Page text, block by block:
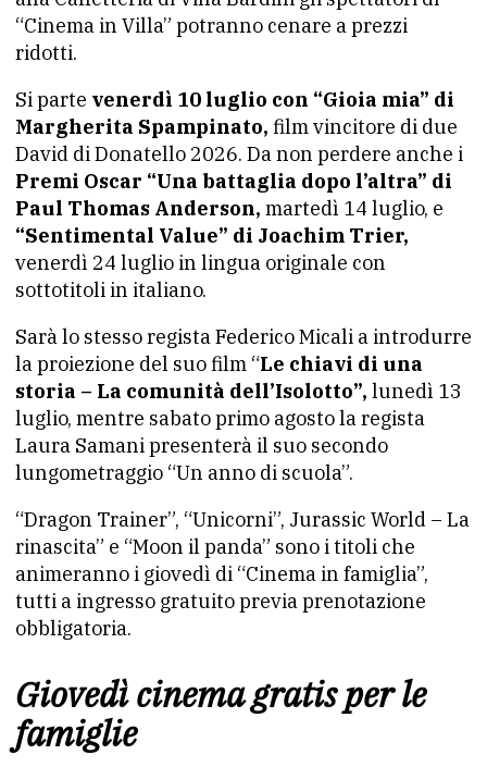
“Cinema in Villa” potranno cenare a prezzi
ridotti.
Si parte venerdì 10 luglio con “Gioia mia” di
Margherita Spampinato, film vincitore di due
David di Donatello 2026. Da non perdere anche i
Premi Oscar “Una battaglia dopo l’altra” di
Paul Thomas Anderson, martedì 14 luglio, e
“Sentimental Value” di Joachim Trier,
venerdì 24 luglio in lingua originale con
sottotitoli in italiano.
Sarà lo stesso regista Federico Micali a introdurre
la proiezione del suo film “Le chiavi di una
storia – La comunità dell’Isolotto”, lunedì 13
luglio, mentre sabato primo agosto la regista
Laura Samani presenterà il suo secondo
lungometraggio “Un anno di scuola”.
“Dragon Trainer”, “Unicorni”, Jurassic World – La
rinascita” e “Moon il panda” sono i titoli che
animeranno i giovedì di “Cinema in famiglia”,
tutti a ingresso gratuito previa prenotazione
obbligatoria.
Giovedì cinema gratis per le
famiglie